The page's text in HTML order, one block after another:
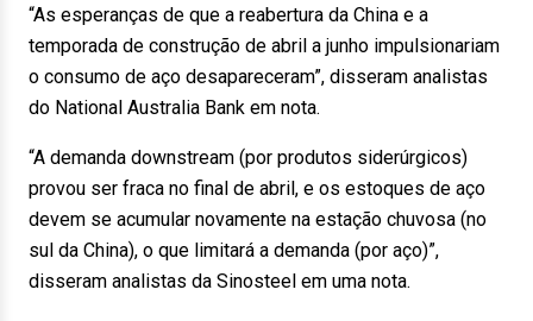
“As esperanças de que a reabertura da China e a
temporada de construção de abril a junho impulsionariam
o consumo de aço desapareceram”, disseram analistas
do National Australia Bank em nota.
“A demanda downstream (por produtos siderúrgicos)
provou ser fraca no final de abril, e os estoques de aço
devem se acumular novamente na estação chuvosa (no
sul da China), o que limitará a demanda (por aço)”,
disseram analistas da Sinosteel em uma nota.